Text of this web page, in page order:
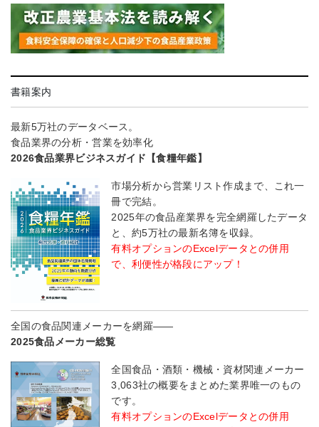
書籍案内
最新5万社のデータベース。
食品業界の分析・営業を効率化
2026食品業界ビジネスガイド【食糧年鑑】
市場分析から営業リスト作成まで、これ一
冊で完結。
2025年の食品産業界を完全網羅したデータ
と、約5万社の最新名簿を収録。
有料オプションのExcelデータとの併用
で、利便性が格段にアップ！
全国の食品関連メーカーを網羅――
2025食品メーカー総覧
全国食品・酒類・機械・資材関連メーカー
3,063社の概要をまとめた業界唯一のもの
です。
有料オプションのExcelデータとの併用